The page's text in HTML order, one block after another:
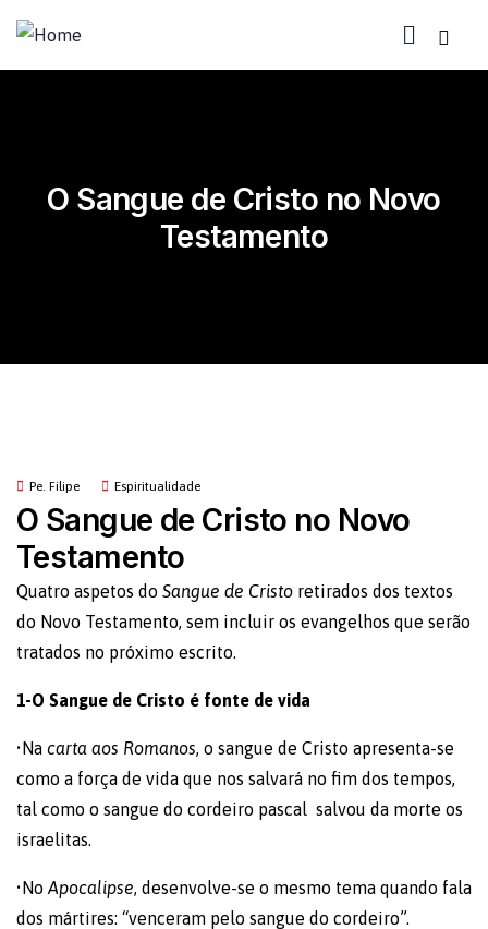
O Sangue de Cristo no Novo
Testamento
Pe. Filipe Espiritualidade
O Sangue de Cristo no Novo
Testamento
Quatro aspetos do Sangue de Cristo retirados dos textos
do Novo Testamento, sem incluir os evangelhos que serão
tratados no próximo escrito.
1-O Sangue de Cristo é fonte de vida
•Na carta aos Romanos, o sangue de Cristo apresenta-se
como a força de vida que nos salvará no fim dos tempos,
tal como o sangue do cordeiro pascal salvou da morte os
israelitas.
•No Apocalipse, desenvolve-se o mesmo tema quando fala
dos mártires: “venceram pelo sangue do cordeiro”.